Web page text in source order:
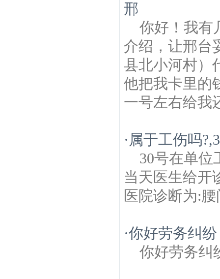
邢
你好！我有
介绍，让邢台
县北小河村）
他把我卡里的
一号左右给我
· 属于工伤吗
30号在单位
当天医生给开
医院诊断为:
·你好劳务纠纷
你好劳务纠